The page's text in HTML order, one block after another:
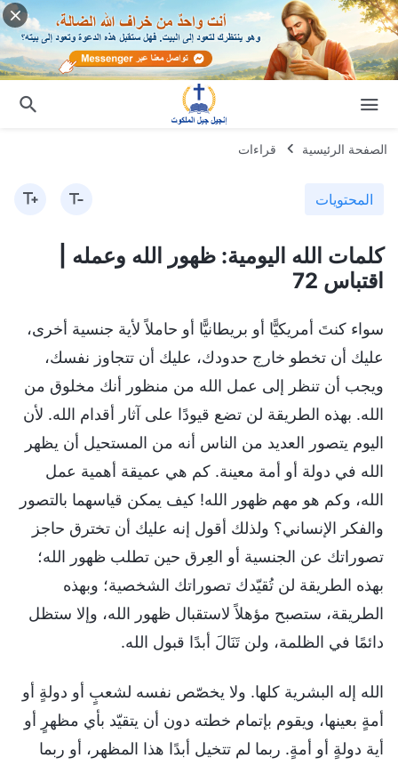
الصفحة الرئيسية قراءات
المحتويات
كلمات الله اليومية: ظهور الله وعمله |
اقتباس 72
سواء كنتَ أمريكيًّا أو بريطانيًّا أو حاملاً لأية جنسية أخرى،
عليك أن تخطو خارج حدودك، عليك أن تتجاوز نفسك،
ويجب أن تنظر إلى عمل الله من منظور أنك مخلوق من
الله. بهذه الطريقة لن تضع قيودًا على آثار أقدام الله. لأن
اليوم يتصور العديد من الناس أنه من المستحيل أن يظهر
الله في دولة أو أمة معينة. كم هي عميقة أهمية عمل
الله، وكم هو مهم ظهور الله! كيف يمكن قياسهما بالتصور
والفكر الإنساني؟ ولذلك أقول إنه عليك أن تخترق حاجز
تصوراتك عن الجنسية أو العِرق حين تطلب ظهور الله؛
بهذه الطريقة لن تُقيّدك تصوراتك الشخصية؛ وبهذه
الطريقة، ستصبح مؤهلاً لاستقبال ظهور الله، وإلا ستظل
دائمًا في الظلمة، ولن تَنَالَ أبدًا قبول الله.
الله إله البشرية كلها. ولا يخصّص نفسه لشعبٍ أو دولةٍ أو
أمةٍ بعينها، ويقوم بإتمام خطته دون أن يتقيّد بأي مظهرٍ أو
أية دولةٍ أو أمةٍ. ربما لم تتخيل أبدًا هذا المظهر، أو ربما